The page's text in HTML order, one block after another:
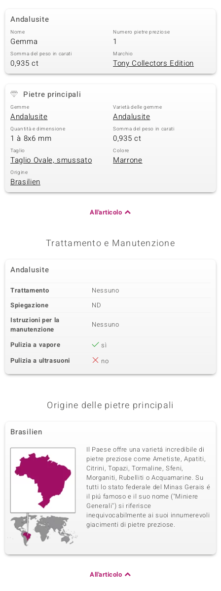
by de Melo
Classics
Andalusite
Nome
Gemma
Numero pietre preziose
1
Somma del peso in carati
0,935 ct
Marchio
Tony Collectors Edition
Pietre principali
Gemme
Andalusite
Varietà delle gemme
Andalusite
Quantità e dimensione
1 à 8x6 mm
Somma del peso in carati
0,935 ct
Taglio
Taglio Ovale, smussato
Colore
Marrone
Origine
Brasilien
All'articolo
Trattamento e Manutenzione
Andalusite
Trattamento
Nessuno
Spiegazione
ND
Istruzioni per la
manutenzione
Nessuno
Pulizia a vapore
sì
Pulizia a ultrasuoni
no
Origine delle pietre principali
Brasilien
Il Paese offre una varietá incredibile di
pietre preziose come Ametiste, Apatiti,
Citrini, Topazi, Tormaline, Sfeni,
Morganiti, Rubelliti o Acquamarine. Su
tutti lo stato federale del Minas Gerais é
il piú famoso e il suo nome ("Miniere
Generali") si riferisce
inequivocabilmente ai suoi innumerevoli
giacimenti di pietre preziose.
All'articolo